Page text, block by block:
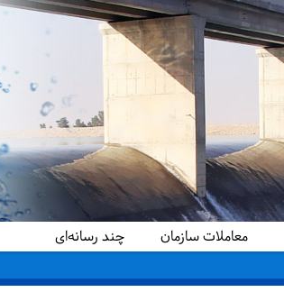
معاملات سازمان چند رسانه‌ای